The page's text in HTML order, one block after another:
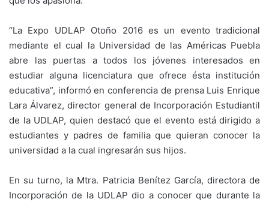
“La Expo UDLAP Otoño 2016 es un evento tradicional
mediante el cual la Universidad de las Américas Puebla
abre las puertas a todos los jóvenes interesados en
estudiar alguna licenciatura que ofrece ésta institución
educativa”, informó en conferencia de prensa Luis Enrique
Lara Álvarez, director general de Incorporación Estudiantil
de la UDLAP, quien destacó que el evento está dirigido a
estudiantes y padres de familia que quieran conocer la
universidad a la cual ingresarán sus hijos.
En su turno, la Mtra. Patricia Benítez García, directora de
Incorporación de la UDLAP dio a conocer que durante la